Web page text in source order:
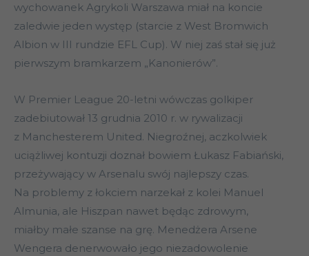
wychowanek Agrykoli Warszawa miał na koncie
zaledwie jeden występ (starcie z West Bromwich
Albion w III rundzie EFL Cup). W niej zaś stał się już
pierwszym bramkarzem „Kanonierów”.
W Premier League 20-letni wówczas golkiper
zadebiutował 13 grudnia 2010 r. w rywalizacji
z Manchesterem United. Niegroźnej, aczkolwiek
uciążliwej kontuzji doznał bowiem Łukasz Fabiański,
przeżywający w Arsenalu swój najlepszy czas.
Na problemy z łokciem narzekał z kolei Manuel
Almunia, ale Hiszpan nawet będąc zdrowym,
miałby małe szanse na grę. Menedżera Arsene
Wengera denerwowało jego niezadowolenie